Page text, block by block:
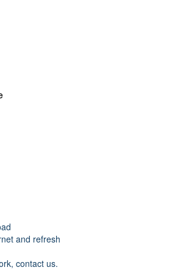
and refresh
contact us.